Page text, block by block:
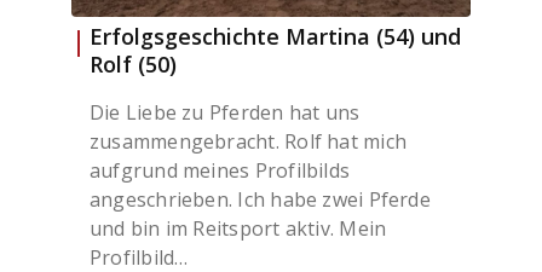
Erfolgsgeschichte Martina (54) und
Rolf (50)
Die Liebe zu Pferden hat uns
zusammengebracht. Rolf hat mich
aufgrund meines Profilbilds
angeschrieben. Ich habe zwei Pferde
und bin im Reitsport aktiv. Mein
Profilbild…